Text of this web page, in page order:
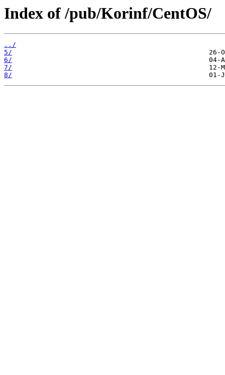
Index of /pub/Korinf/CentOS/
../
5/
6/
7/
8/